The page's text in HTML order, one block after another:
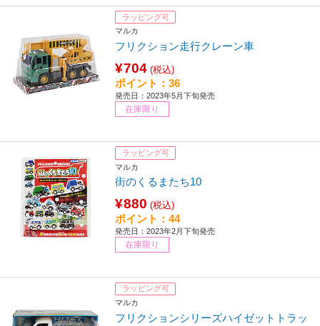
ラッピング可
マルカ
フリクション走行クレーン車
¥704 (税込)
ポイント：36
発売日：2023年5月下旬発売
在庫限り
ラッピング可
マルカ
街のくるまたち10
¥880 (税込)
ポイント：44
発売日：2023年2月下旬発売
在庫限り
ラッピング可
マルカ
フリクションシリーズハイゼットトラッ